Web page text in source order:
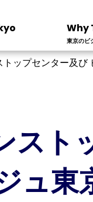
Why
東京のビ
ップセンター及
スト
ュ東